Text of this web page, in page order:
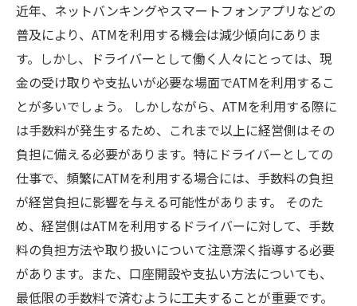
近年、ネットバンキングやスマートフォンアプリなどの
普及により、ATMを利用する機会は減少傾向にありま
す。しかし、ドライバーとして働く人々にとっては、現
金の受け取りや支払いが必要な場面でATMを利用するこ
とが多いでしょう。 しかしながら、ATMを利用する際に
は手数料が発生するため、これまで以上に経営側はその
負担に備える必要があります。特にドライバーとしての
仕事で、頻繁にATMを利用する場合には、手数料の負担
が経営負担に影響を与える可能性があります。 そのた
め、経営側はATMを利用するドライバーに対して、手数
料の負担方法や取り扱いについて注意深く指導する必要
があります。また、口座開設や支払い方法についても、
最低限の手数料で済むように工夫することが重要です。